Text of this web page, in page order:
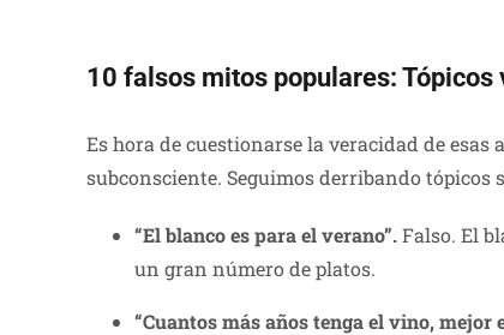
10 falsos mitos populares: Tópicos
Es hora de cuestionarse la veracidad de
subconsciente. Seguimos derribando tópicos
“El blanco es para el verano”.Falso. El
un gran número de platos.
“Cuantos más años tenga el vino, mejor